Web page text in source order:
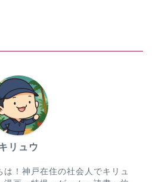
リュウ
は！神戸在住の社会人でキリュ